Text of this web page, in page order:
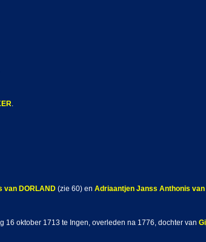
.
van DORLAND (zie 60) en Adriaantjen Janss Anthonis van
16 oktober 1713 te Ingen, overleden na 1776, dochter van